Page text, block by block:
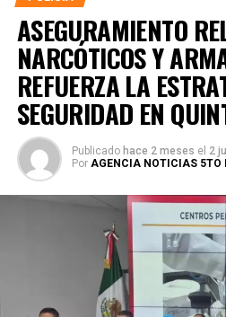
La coordinación tecnológica del
operativo en campo permitieron
relacionados con
hechos delictivos. Además, se
revisiones preventivasa
ASEGURAMIENTO
NARCÓTICOS Y
REFUERZA LA
SEGURIDAD EN
Publicado hace 2 meses el 2
Por AGENCIA NOTICIAS 5TO